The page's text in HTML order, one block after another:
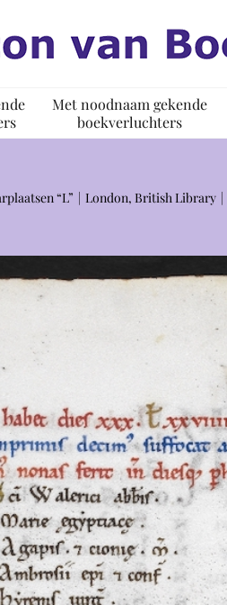
Met noodnaam gekende
boekverluchters
“L” London, British Library